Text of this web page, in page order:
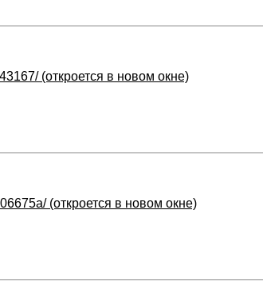
(откроется в новом окне)
(откроется в новом окне)